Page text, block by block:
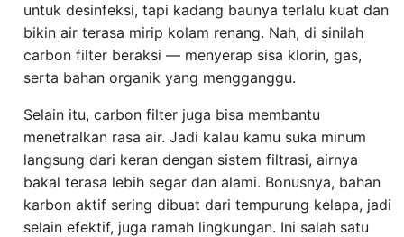
untuk desinfeksi, tapi kadang baunya terlalu kuat dan
bikin air terasa mirip kolam renang. Nah, di sinilah
carbon filter beraksi — menyerap sisa klorin, gas,
serta bahan organik yang mengganggu.
Selain itu, carbon filter juga bisa membantu
menetralkan rasa air. Jadi kalau kamu suka minum
langsung dari keran dengan sistem filtrasi, airnya
bakal terasa lebih segar dan alami. Bonusnya, bahan
karbon aktif sering dibuat dari tempurung kelapa, jadi
selain efektif, juga ramah lingkungan. Ini salah satu